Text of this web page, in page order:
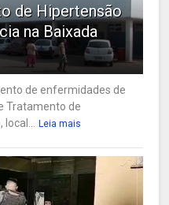
de Hipertensão
na Baixada
de enfermidades de
Tratamento de
Leia mais